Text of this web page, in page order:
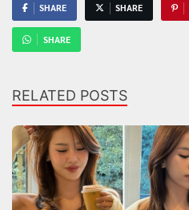
SHARE SHARE
SHARE
RELATED POSTS